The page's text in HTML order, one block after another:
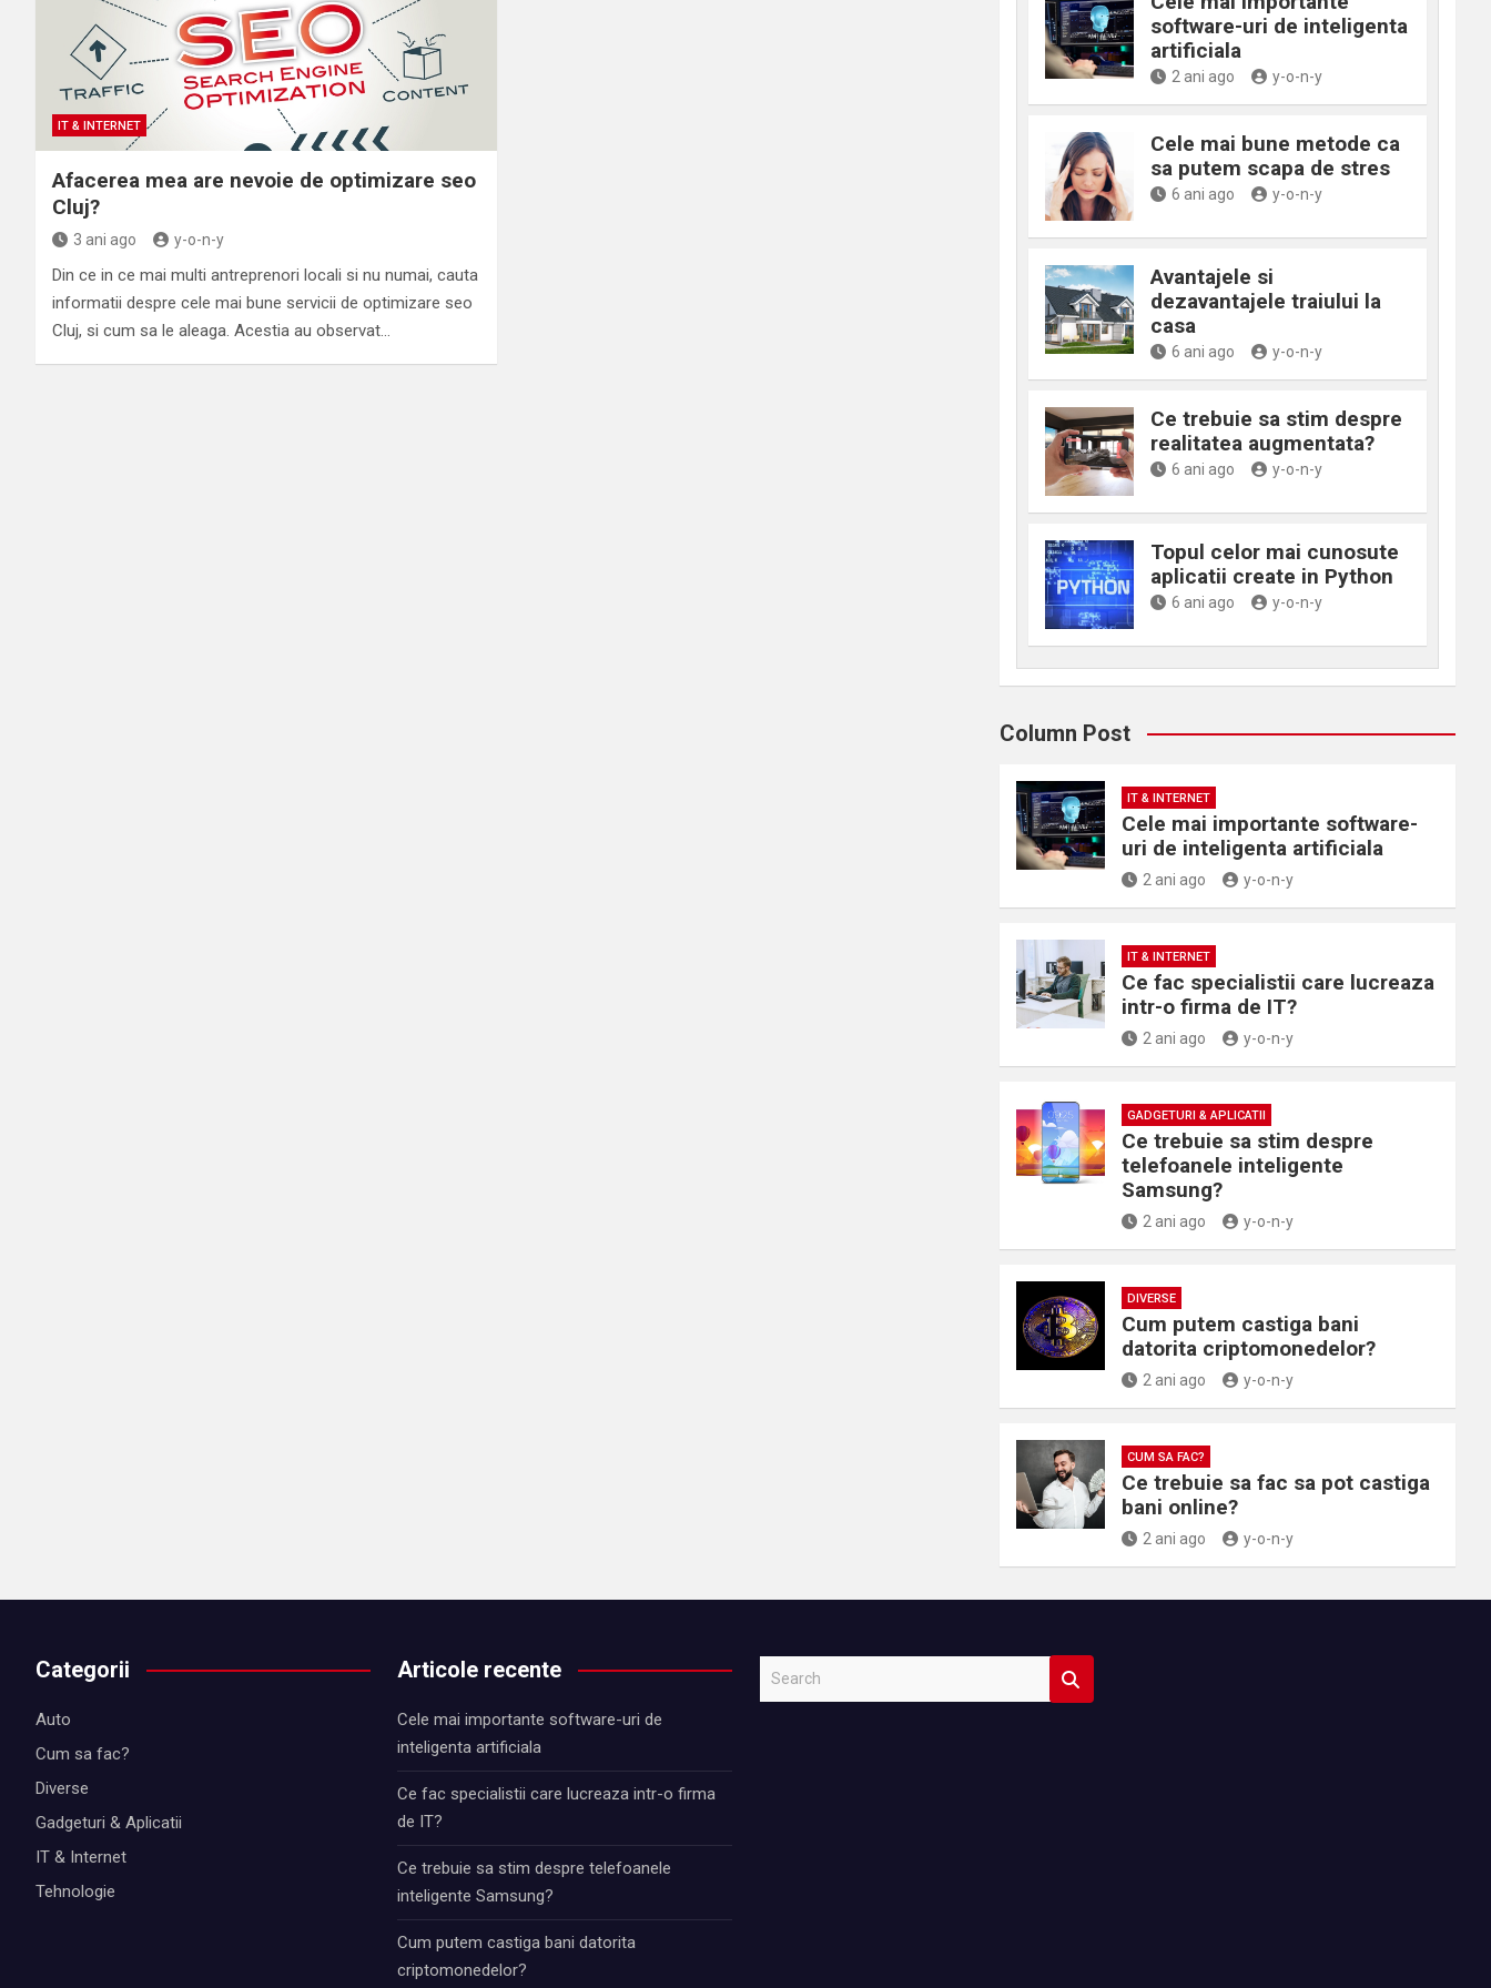
IT & INTERNET
Afacerea mea are nevoie de optimizare seo
Cluj?
3 ani ago y-o-n-y
Din ce in ce mai multi antreprenori locali si nu numai, cauta
informatii despre cele mai bune servicii de optimizare seo
Cluj, si cum sa le aleaga. Acestia au observat…
software-uri de inteligenta
artificiala
2 ani ago y-o-n-y
Cele mai bune metode ca
sa putem scapa de stres
6 ani ago y-o-n-y
Avantajele si
dezavantajele traiului la
casa
6 ani ago y-o-n-y
Ce trebuie sa stim despre
realitatea augmentata?
6 ani ago y-o-n-y
Topul celor mai cunosute
aplicatii create in Python
6 ani ago y-o-n-y
Column Post
IT & INTERNET
Cele mai importante software-
uri de inteligenta artificiala
2 ani ago y-o-n-y
IT & INTERNET
Ce fac specialistii care lucreaza
intr-o firma de IT?
2 ani ago y-o-n-y
GADGETURI & APLICATII
Ce trebuie sa stim despre
telefoanele inteligente
Samsung?
2 ani ago y-o-n-y
DIVERSE
Cum putem castiga bani
datorita criptomonedelor?
2 ani ago y-o-n-y
CUM SA FAC?
Ce trebuie sa fac sa pot castiga
bani online?
2 ani ago y-o-n-y
Categorii
Auto
Cum sa fac?
Diverse
Gadgeturi & Aplicatii
IT & Internet
Tehnologie
Articole recente
Cele mai importante software-uri de
inteligenta artificiala
Ce fac specialistii care lucreaza intr-o firma
de IT?
Ce trebuie sa stim despre telefoanele
inteligente Samsung?
Cum putem castiga bani datorita
criptomonedelor?